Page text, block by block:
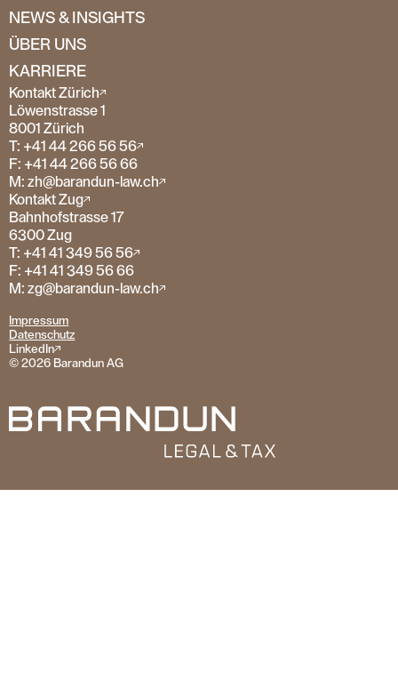
NEWS & INSIGHTS
ÜBER UNS
KARRIERE
Kontakt Zürich
Löwenstrasse 1
8001 Zürich
T: +41 44 266 56 56
F: +41 44 266 56 66
M: zh@barandun-law.ch
Kontakt Zug
Bahnhofstrasse 17
6300 Zug
T: +41 41 349 56 56
F: +41 41 349 56 66
M: zg@barandun-law.ch
Impressum
Datenschutz
LinkedIn
© 2026 Barandun AG